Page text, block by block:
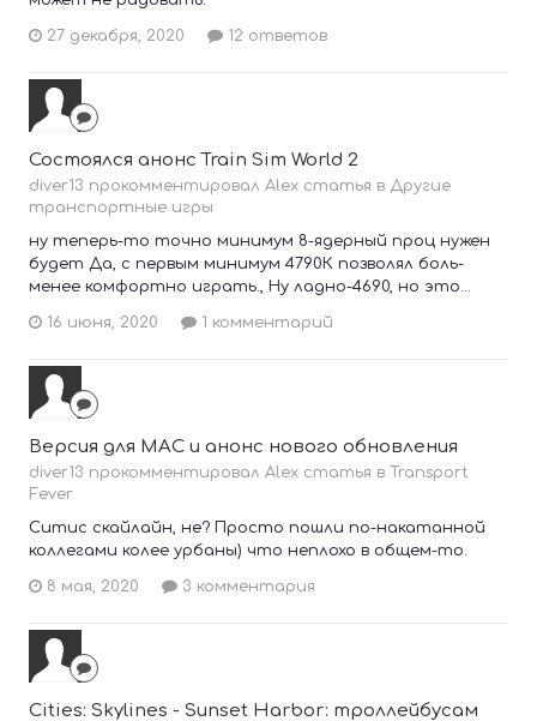
27 декабря, 2020 12 ответов
Состоялся анонс Train Sim World 2
diver13 прокомментировал Alex статья в Другие
транспортные игры
ну теперь-то точно минимум 8-ядерный проц нужен
будет Да, с первым минимум 4790К позволял боль-
менее комфортно играть., Ну ладно-4690, но это...
16 июня, 2020 1 комментарий
Версия для MAC и анонс нового обновления
diver13 прокомментировал Alex статья в
Transport
Fever
Ситис скайлайн, не? Просто пошли по-накатанной
коллегами колее урбаны) что неплохо в общем-то.
8 мая, 2020 3 комментария
Cities: Skylines - Sunset Harbor: троллейбусам